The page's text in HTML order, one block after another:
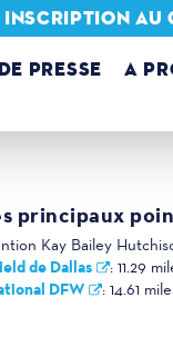
PRESSE
A
AU
principaux
Kay Bailey
de Dallas : 11.29
DFW : 14.61